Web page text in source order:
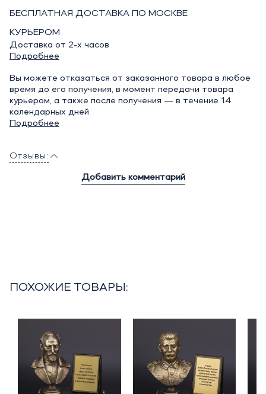
БЕСПЛАТНАЯ ДОСТАВКА ПО МОСКВЕ
КУРЬЕРОМ
Доставка от 2-х часов
Подробнее
Вы можете отказаться от заказанного товара в любое
время до его получения, в момент передачи товара
курьером, а также после получения — в течение 14
календарных дней
Подробнее
Отзывы:
Добавить комментарий
ПОХОЖИЕ ТОВАРЫ: